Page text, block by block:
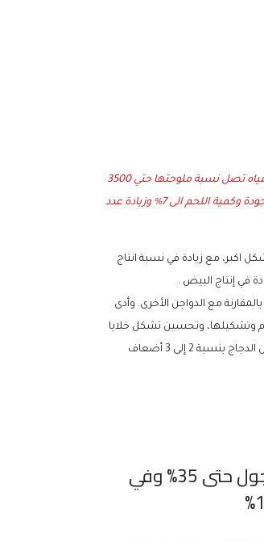
مع جهاز نفرتاري أصبح بالإمكان شرب الدجاج من عمر يوم بمياه تصل نسبة ملوحتها حتي 3500
جزء في المليون ويلاحظ انخفاض معدل الوفيات وزيادة في جودة وكمية اللحم الى 7% وزيادة عدد
اكبر، مع زيادة في نسبة انتاج
في إنتاج البيض .
مع الدواجن الأخرى. وأدى
وتشكيلها، وتحسين تشكل خلايا
الدم. بالإضافة إلى ذلك انخفضت معدلات الوفيات المبكرة بين الدجاج بنسبة 2 إلى 3 أضعاف
زيادة في متوسط انتاج اللحم فى العجول حتى 35% وفي